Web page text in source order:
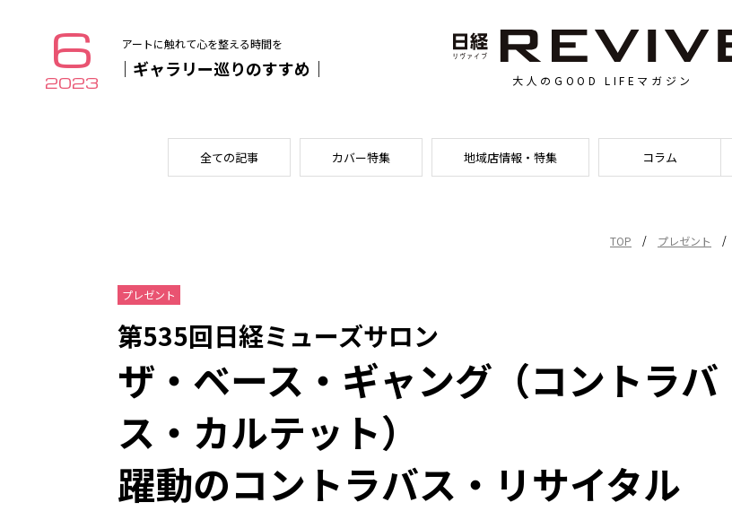
6
2023
アートに触れて心を整える時間を
｜ギャラリー巡りのすすめ｜
大人のGOOD LIFEマガジン
全ての記事 カバー特集 地域店情報・特集 コラム
TOP / プレゼント /
プレゼント
第535回日経ミューズサロン
ザ・ベース・ギャング（コントラバ
ス・カルテット）
躍動のコントラバス・リサイタル